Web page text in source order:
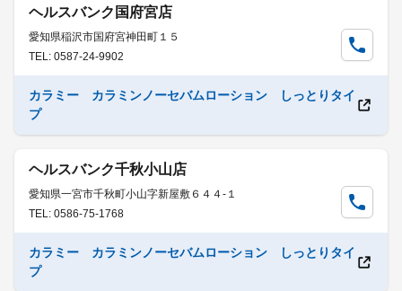
ヘルスバンク国府宮店
愛知県稲沢市国府宮神田町１５
TEL: 0587-24-9902
カラミー カラミンノーセバムローション しっとりタイ
プ
ヘルスバンク千秋小山店
愛知県一宮市千秋町小山字新屋敷６４４-１
TEL: 0586-75-1768
カラミー カラミンノーセバムローション しっとりタイ
プ